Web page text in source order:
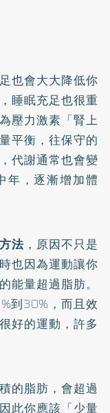
也會大大降低你
睡眠充足也很重
壓力激素「腎上
平衡，往保守的
代謝通常也會變
年，逐漸增加體
法 ，原因不只是
也因為運動讓你
能量超過脂肪。
到30%，而且效
好的運動，許多
的脂肪，會超過
此你應該「少量